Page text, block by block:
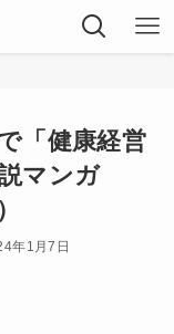
「健康経営
説マンガ
年1月7日